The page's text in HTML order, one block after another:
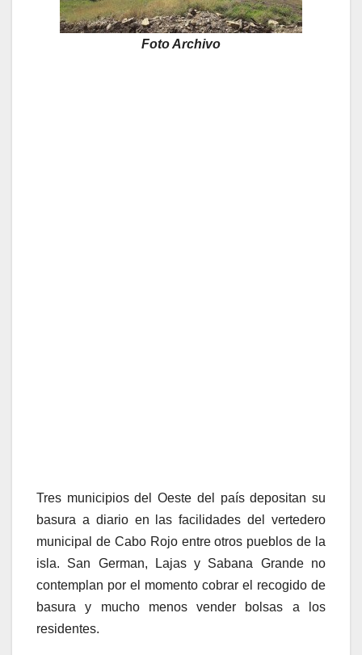
Foto Archivo
Tres municipios del Oeste del país depositan su
basura a diario en las facilidades del vertedero
municipal de Cabo Rojo entre otros pueblos de la
isla. San German, Lajas y Sabana Grande no
contemplan por el momento cobrar el recogido de
basura y mucho menos vender bolsas a los
residentes.